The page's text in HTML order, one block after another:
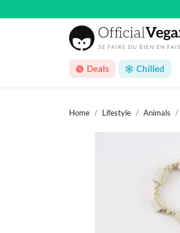
Deals Chilled
Home Lifestyle Animals